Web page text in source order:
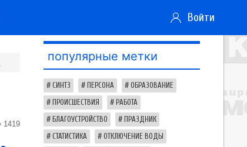
Войти
1419
популярные метки
СИНТЗ ПЕРСОНА ОБРАЗОВАНИЕ
ПРОИСШЕСТВИЯ РАБОТА
БЛАГОУСТРОЙСТВО ПРАЗДНИК
СТАТИСТИКА ОТКЛЮЧЕНИЕ ВОДЫ